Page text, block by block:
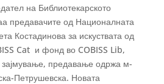
на Библиотекарското
предавачите од Националната
Костадинова за искуствата од
Cat и фонд во COBISS Lib,
зајмување, предавање одржа м-
Петрушевска. Новата